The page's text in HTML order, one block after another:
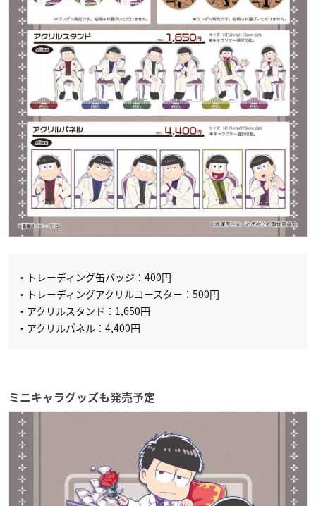
・トレーディング缶バッジ：400円
・トレーディングアクリルコースター：500円
・アクリルスタンド：1,650円
・アクリルパネル：4,400円
ミニキャラグッズも発売予定